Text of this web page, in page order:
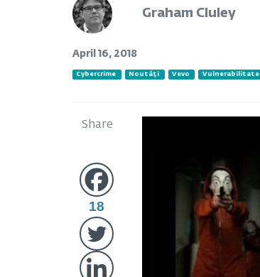
Graham Cluley
April 16, 2018
Cybercrime Noutăți Vevo Vulnerabilitate
Share
18